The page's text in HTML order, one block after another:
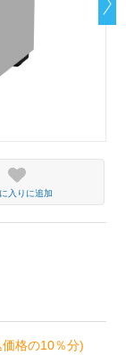
入りに追加
格の10％分)